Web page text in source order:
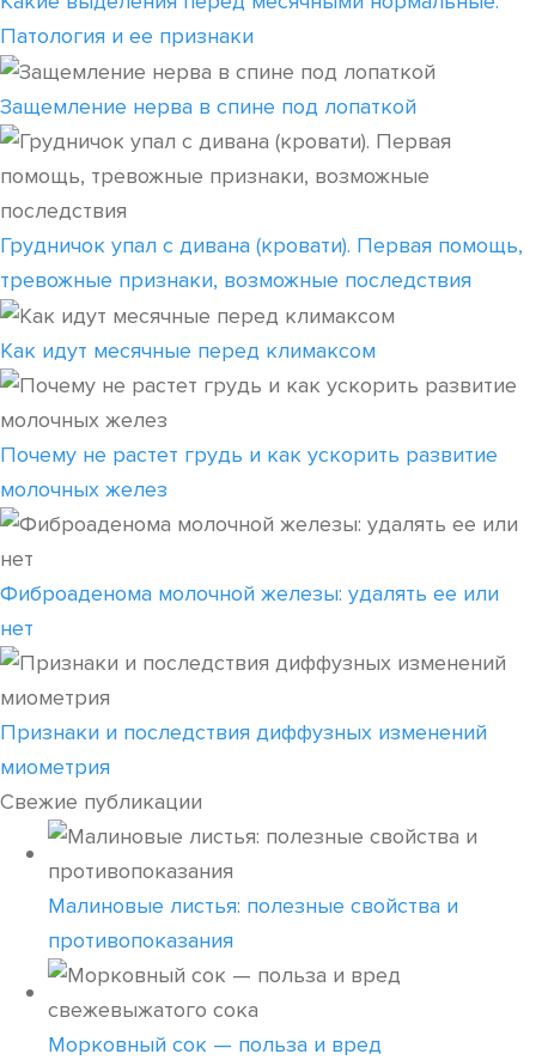
Патология и ее признаки
Защемление нерва в спине под лопаткой
Грудничок упал с дивана (кровати). Первая помощь,
тревожные признаки, возможные последствия
Как идут месячные перед климаксом
Почему не растет грудь и как ускорить развитие
молочных желез
Фиброаденома молочной железы: удалять ее или
нет
Признаки и последствия диффузных изменений
миометрия
Свежие публикации
Малиновые листья: полезные свойства и
противопоказания
Морковный сок — польза и вред